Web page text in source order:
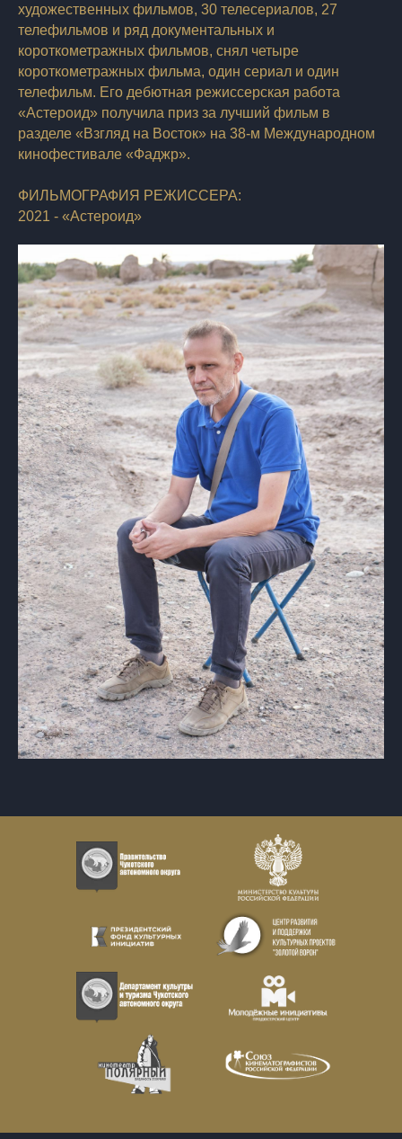
художественных фильмов, 30 телесериалов, 27
телефильмов и ряд документальных и
короткометражных фильмов, снял четыре
короткометражных фильма, один сериал и один
телефильм. Его дебютная режиссерская работа
«Астероид» получила приз за лучший фильм в
разделе «Взгляд на Восток» на 38-м Международном
кинофестивале «Фаджр».
ФИЛЬМОГРАФИЯ РЕЖИССЕРА:
2021 - «Астероид»